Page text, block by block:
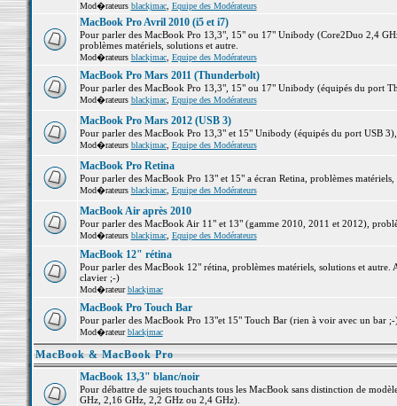
Mod�rateurs blackjmac, Equipe des Modérateurs
MacBook Pro Avril 2010 (i5 et i7)
Pour parler des MacBook Pro 13,3", 15" ou 17" Unibody (Core2Duo 2,4
problèmes matériels, solutions et autre.
Mod�rateurs blackjmac, Equipe des Modérateurs
MacBook Pro Mars 2011 (Thunderbolt)
Pour parler des MacBook Pro 13,3", 15" ou 17" Unibody (équipés du port
Mod�rateurs blackjmac, Equipe des Modérateurs
MacBook Pro Mars 2012 (USB 3)
Pour parler des MacBook Pro 13,3" et 15" Unibody (équipés du port USB
Mod�rateurs blackjmac, Equipe des Modérateurs
MacBook Pro Retina
Pour parler des MacBook Pro 13" et 15" a écran Retina, problèmes matériels,
Mod�rateurs blackjmac, Equipe des Modérateurs
MacBook Air après 2010
Pour parler des MacBook Air 11" et 13" (gamme 2010, 2011 et 2012),
Mod�rateurs blackjmac, Equipe des Modérateurs
MacBook 12" rétina
Pour parler des MacBook 12" rétina, problèmes matériels, solutions et
clavier ;-)
Mod�rateurblackjmac
MacBook Pro Touch Bar
Pour parler des MacBook Pro 13"et 15" Touch Bar (rien à voir avec un bar
Mod�rateurblackjmac
MacBook & MacBook Pro
MacBook 13,3" blanc/noir
Pour débattre de sujets touchants tous les MacBook sans distinction de
GHz, 2,16 GHz, 2,2 GHz ou 2,4 GHz).